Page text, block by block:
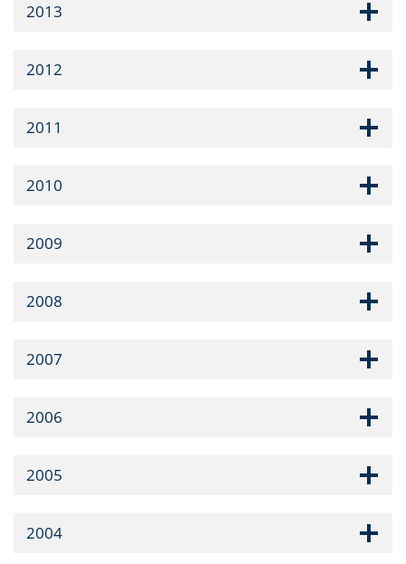
2013
2012
2011
2010
2009
2008
2007
2006
2005
2004